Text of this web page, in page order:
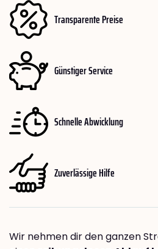
Transparente Preise
Günstiger Service
Schnelle Abwicklung
Zuverlässige Hilfe
Wir nehmen dir den ganzen